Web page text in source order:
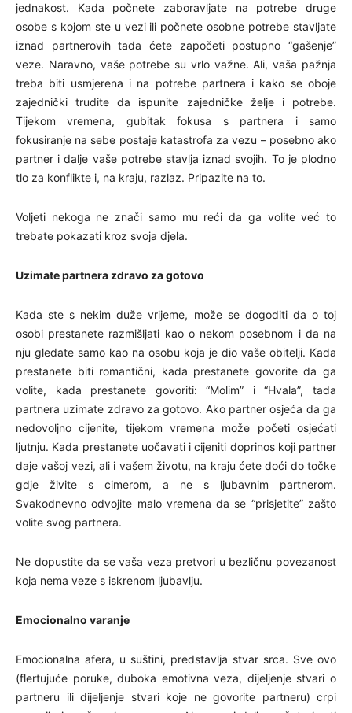
jednakost. Kada počnete zaboravljate na potrebe druge
osobe s kojom ste u vezi ili počnete osobne potrebe stavljate
iznad partnerovih tada ćete započeti postupno “gašenje”
veze. Naravno, vaše potrebe su vrlo važne. Ali, vaša pažnja
treba biti usmjerena i na potrebe partnera i kako se oboje
zajednički trudite da ispunite zajedničke želje i potrebe.
Tijekom vremena, gubitak fokusa s partnera i samo
fokusiranje na sebe postaje katastrofa za vezu – posebno ako
partner i dalje vaše potrebe stavlja iznad svojih. To je plodno
tlo za konflikte i, na kraju, razlaz. Pripazite na to.
Voljeti nekoga ne znači samo mu reći da ga volite već to
trebate pokazati kroz svoja djela.
Uzimate partnera zdravo za gotovo
Kada ste s nekim duže vrijeme, može se dogoditi da o toj
osobi prestanete razmišljati kao o nekom posebnom i da na
nju gledate samo kao na osobu koja je dio vaše obitelji. Kada
prestanete biti romantični, kada prestanete govorite da ga
volite, kada prestanete govoriti: “Molim” i “Hvala”, tada
partnera uzimate zdravo za gotovo. Ako partner osjeća da ga
nedovoljno cijenite, tijekom vremena može početi osjećati
ljutnju. Kada prestanete uočavati i cijeniti doprinos koji partner
daje vašoj vezi, ali i vašem životu, na kraju ćete doći do točke
gdje živite s cimerom, a ne s ljubavnim partnerom.
Svakodnevno odvojite malo vremena da se “prisjetite” zašto
volite svog partnera.
Ne dopustite da se vaša veza pretvori u bezličnu povezanost
koja nema veze s iskrenom ljubavlju.
Emocionalno varanje
Emocionalna afera, u suštini, predstavlja stvar srca. Sve ovo
(flertujuće poruke, duboka emotivna veza, dijeljenje stvari o
partneru ili dijeljenje stvari koje ne govorite partneru) crpi